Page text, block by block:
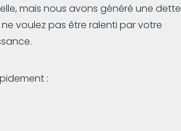
mais nous avons généré une dette
voulez pas être ralenti par votre
: